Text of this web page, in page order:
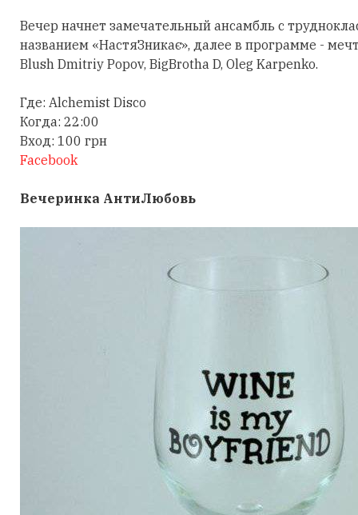
Вечер начнет замечательный ансамбль с
названием «НастяЗникає», далее в программе -
Blush Dmitriy Popov, BigBrotha D, Oleg Karpenko.
Где: Alchemist Disco
Когда: 22:00
Вход: 100 грн
Facebook
Вечеринка АнтиЛюбовь